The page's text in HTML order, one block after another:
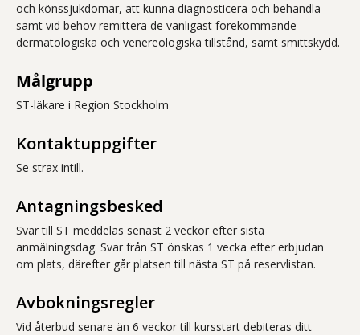
och könssjukdomar, att kunna diagnosticera och behandla
samt vid behov remittera de vanligast förekommande
dermatologiska och venereologiska tillstånd, samt smittskydd.
Målgrupp
ST-läkare i Region Stockholm
Kontaktuppgifter
Se strax intill.
Antagningsbesked
Svar till ST meddelas senast 2 veckor efter sista
anmälningsdag. Svar från ST önskas 1 vecka efter erbjudan
om plats, därefter går platsen till nästa ST på reservlistan.
Avbokningsregler
Vid återbud senare än 6 veckor till kursstart debiteras ditt